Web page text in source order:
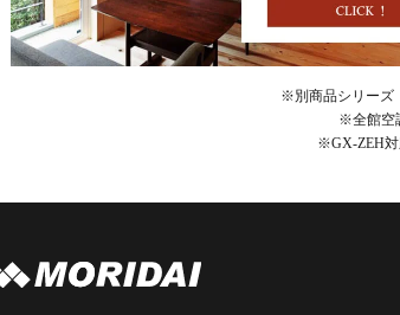
※別商品シリーズ
※全館空
※GX-ZEH